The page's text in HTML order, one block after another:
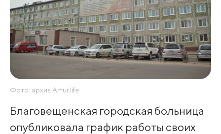
Фото: архив Amur.life
Благовещенская городская больница
опубликовала график работы своих